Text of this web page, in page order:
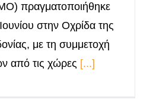
πραγματοποιήθηκε
στην Οχρίδα της
με τη συμμετοχή
από τις χώρες [...]